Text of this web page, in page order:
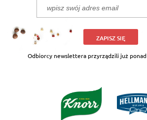
ZAPISZ SIĘ
Odbiorcy newslettera przyrządzili już ponad